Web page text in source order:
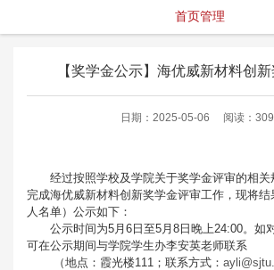
首页管理
【奖学金公示】海优威新材料创
日期：2025-05-06 阅读：
经过按照学校及学院关于奖学金评审的相
完成海优威新材料创新奖学金评审工作，现将
人名单）公示如下：
公示时间为5月6日至5月8日晚上24:00。 如
可在公示期间与学院学生办李安英老师联系
（地点：霞光楼111；联系方式：